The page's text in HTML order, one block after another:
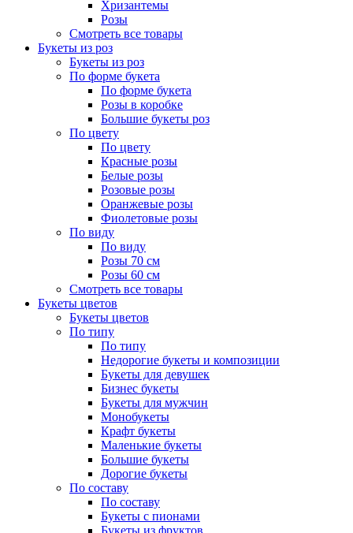
Хризантемы
Розы
Смотреть все товары
Букеты из роз
Букеты из роз
По форме букета
По форме букета
Розы в коробке
Большие букеты роз
По цвету
По цвету
Красные розы
Белые розы
Розовые розы
Оранжевые розы
Фиолетовые розы
По виду
По виду
Розы 70 см
Розы 60 см
Смотреть все товары
Букеты цветов
Букеты цветов
По типу
По типу
Недорогие букеты и композиции
Букеты для девушек
Бизнес букеты
Букеты для мужчин
Монобукеты
Крафт букеты
Маленькие букеты
Большие букеты
Дорогие букеты
По составу
По составу
Букеты с пионами